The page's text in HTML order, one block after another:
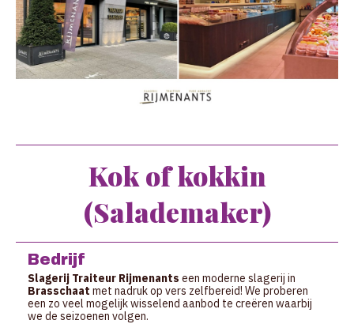
Kok of kokkin
(Salademaker)
Bedrijf
Slagerij Traiteur Rijmenants een moderne slagerij in
Brasschaat met nadruk op vers zelfbereid! We proberen
een zo veel mogelijk wisselend aanbod te creëren waarbij
we de seizoenen volgen.